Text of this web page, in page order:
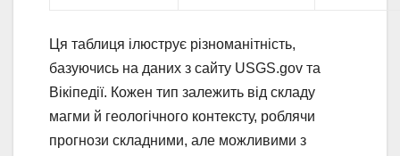
Ця таблиця ілюструє різноманітність,
базуючись на даних з сайту USGS.gov та
Вікіпедії. Кожен тип залежить від складу
магми й геологічного контексту, роблячи
прогнози складними, але можливими з